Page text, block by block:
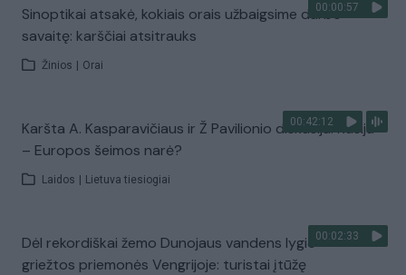
00:00:57
Sinoptikai atsakė, kokiais orais užbaigsime darbo
savaitę: karščiai atsitrauks
Žinios Orai
00:42:12
Karšta A. Kasparavičiaus ir Ž Pavilionio diskusija: Rusija
– Europos šeimos narė?
Laidos Lietuva tiesiogiai
00:02:33
Dėl rekordiškai žemo Dunojaus vandens lygio –
griežtos priemonės Vengrijoje: turistai įtūžę